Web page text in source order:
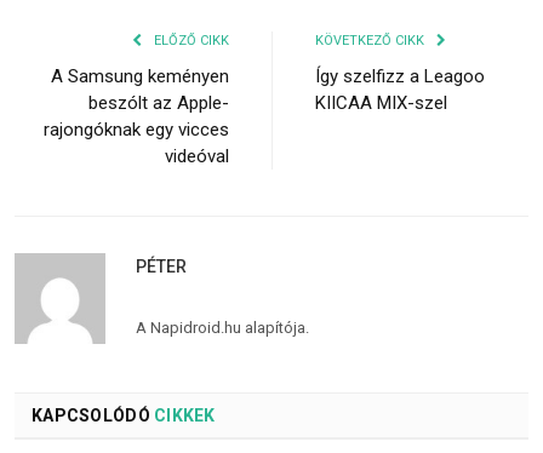
ELŐZŐ CIKK
A Samsung keményen
beszólt az Apple-
rajongóknak egy vicces
videóval
KÖVETKEZŐ CIKK
Így szelfizz a Leagoo
KIICAA MIX-szel
PÉTER
A Napidroid.hu alapítója.
KAPCSOLÓDÓ CIKKEK